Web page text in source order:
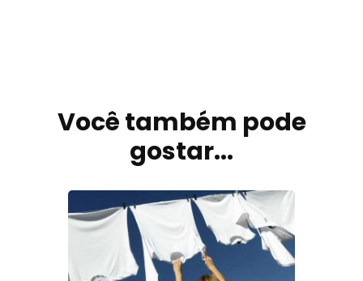
Você também pode
gostar...